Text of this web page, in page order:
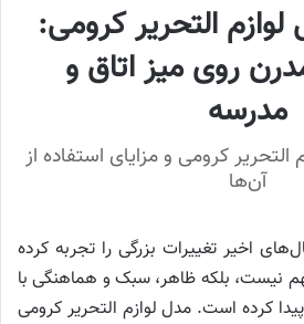
التحریر کرومی:
روی میز اتاق و
مدرسه
کرومی و مزایای استفاده از
آن‌ها
اخیر تغییرات بزرگی را تجربه کرده
نیست، بلکه ظاهر، سبک و هماهنگی با
کرده است. مدل لوازم التحریر کرومی